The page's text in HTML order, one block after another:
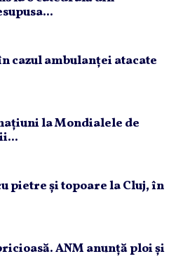
cazul ambulanţei atacate
la Mondialele de
pietre şi topoare la Cluj, în
ANM anunţă ploi şi